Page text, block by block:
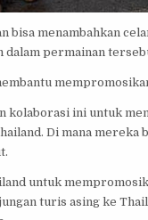
bisa menambahkan
dalam permainan
kolaborasi ini untuk
Di mana
untuk
turis asing ke